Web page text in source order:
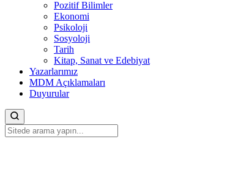
Pozitif Bilimler
Ekonomi
Psikoloji
Sosyoloji
Tarih
Kitap, Sanat ve Edebiyat
Yazarlarımız
MDM Açıklamaları
Duyurular